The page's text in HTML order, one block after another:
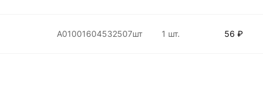
А01001604532507шт 1 шт. 56 ₽